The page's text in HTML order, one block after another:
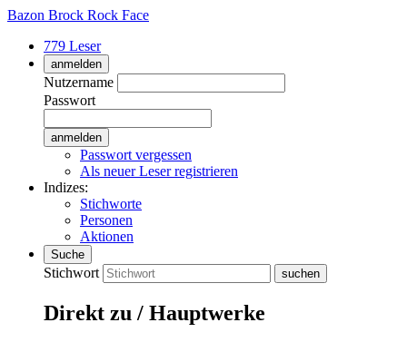
Bazon Brock Rock Face
779 Leser
anmelden
Nutzername
Passwort
Passwort vergessen
Als neuer Leser registrieren
Indizes:
Stichworte
Personen
Aktionen
Suche
Stichwort
Direkt zu / Hauptwerke